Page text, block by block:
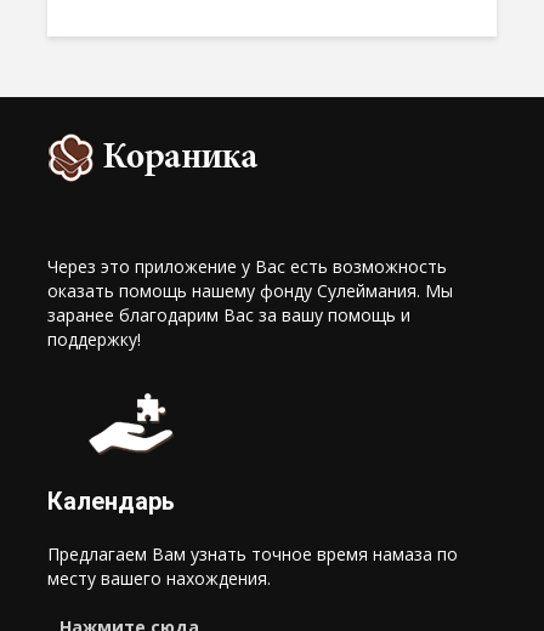
Через это приложение у Вас есть возможность
оказать помощь нашему фонду Сулеймания. Мы
заранее благодарим Вас за вашу помощь и
поддержку!
Календарь
Предлагаем Вам узнать точное время намаза по
месту вашего нахождения.